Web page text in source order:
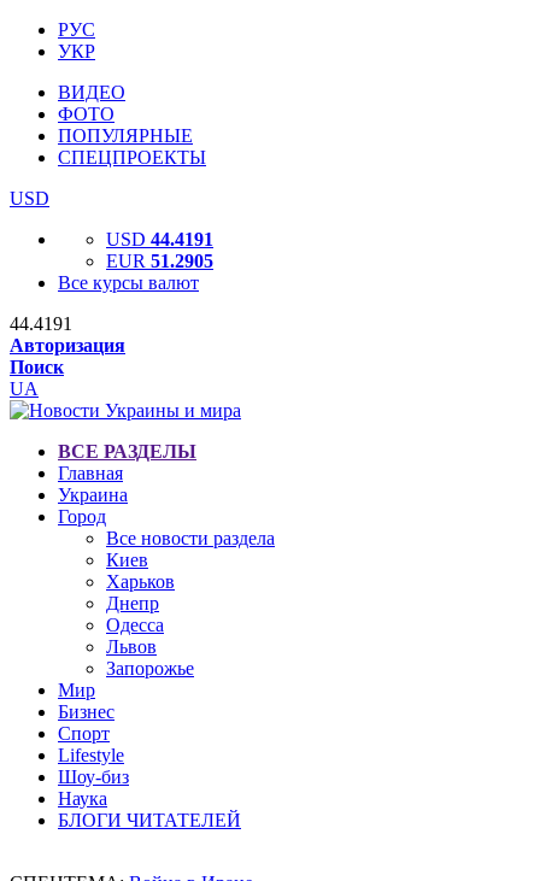
РУС
УКР
ВИДЕО
ФОТО
ПОПУЛЯРНЫЕ
СПЕЦПРОЕКТЫ
USD
USD 44.4191
EUR 51.2905
Все курсы валют
44.4191
Авторизация
Поиск
UA
ВСЕ РАЗДЕЛЫ
Главная
Украина
Город
Все новости раздела
Киев
Харьков
Днепр
Одесса
Львов
Запорожье
Мир
Бизнес
Спорт
Lifestyle
Шоу-биз
Наука
БЛОГИ ЧИТАТЕЛЕЙ